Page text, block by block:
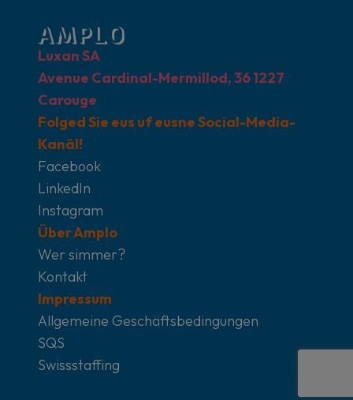
Luxan SA
Avenue Cardinal-Mermillod, 36 1227
Carouge
Folged Sie eus uf eusne Social-Media-
Kanäl!
Facebook
LinkedIn
Instagram
Über Amplo
Wer simmer?
Kontakt
Impressum
Allgemeine Geschäftsbedingungen
SQS
Swissstaffing